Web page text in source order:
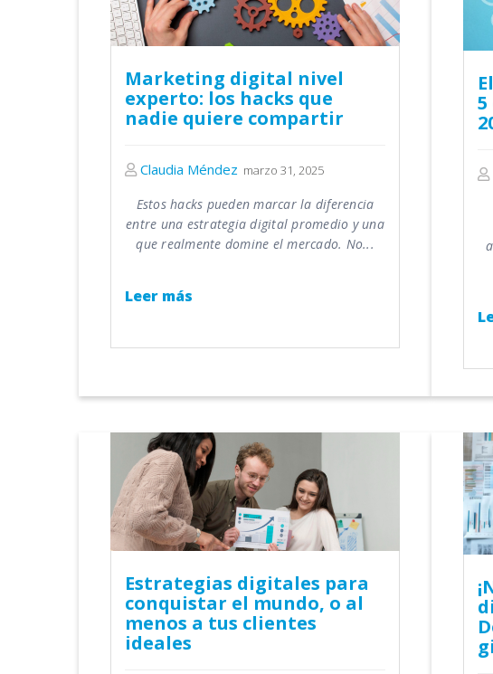
Marketing digital nivel
experto: los hacks que
nadie quiere compartir
Claudia Méndez marzo 31, 2025
Estos hacks pueden marcar la diferencia
entre una estrategia digital promedio y una
que realmente domine el mercado. No...
Leer más
Estrategias digitales para
conquistar el mundo, o al
menos a tus clientes
ideales